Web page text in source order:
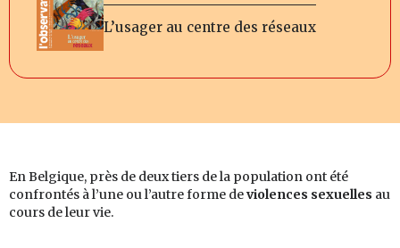
L’usager au centre des réseaux
En Belgique, près de deux tiers de la population ont été
confrontés à l’une ou l’autre forme deviolences sexuelles au
cours de leur vie.